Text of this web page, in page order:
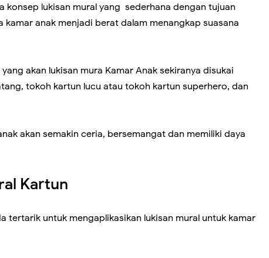
konsep lukisan mural yang sederhana dengan tujuan
kamar anak menjadi berat dalam menangkap suasana
akan lukisan mura Kamar Anak sekiranya disukai
tokoh kartun lucu atau tokoh kartun superhero, dan
akan semakin ceria, bersemangat dan memiliki daya
Kartun
tertarik untuk mengaplikasikan lukisan mural untuk kamar